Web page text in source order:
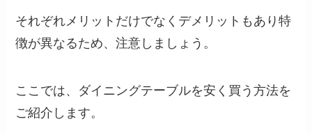
それぞれメリットだけでなくデメリットもあり特
徴が異なるため、注意しましょう。
ここでは、ダイニングテーブルを安く買う方法を
ご紹介します。